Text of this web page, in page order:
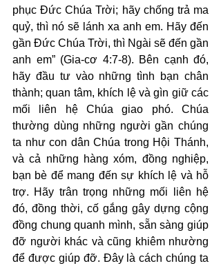
phục Đức Chúa Trời; hãy chống trả ma
quỷ, thì nó sẽ lánh xa anh em. Hãy đến
gần Đức Chúa Trời, thì Ngài sẽ đến gần
anh em” (Gia-cơ 4:7-8). Bên cạnh đó,
hãy đầu tư vào những tình bạn chân
thành; quan tâm, khích lệ và gìn giữ các
mối liên hệ Chúa giao phó. Chúa
thường dùng những người gần chúng
ta như con dân Chúa trong Hội Thánh,
và cả những hàng xóm, đồng nghiệp,
bạn bè để mang đến sự khích lệ và hỗ
trợ. Hãy trân trọng những mối liên hệ
đó, đồng thời, cố gắng gây dựng cộng
đồng chung quanh mình, sẵn sàng giúp
đỡ người khác và cũng khiêm nhường
để được giúp đỡ. Đây là cách chúng ta